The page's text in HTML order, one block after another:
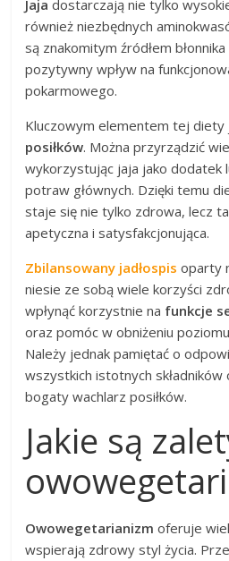
Jaja dostarczają nie tylko
również niezbędnych
są znakomitym źródłem
pozytywny wpływ na
pokarmowego.
Kluczowym elementem tej
posiłków. Można przyrządzić
wykorzystując jaja jako dodatek
potraw głównych. Dzięki temu
staje się nie tylko zdrowa, lecz
apetyczna i satysfakcjonująca.
Zbilansowany jadłospis oparty
niesie ze sobą wiele korzyści
wpłynąć korzystnie na funkcje
oraz pomóc w obniżeniu poziomu
Należy jednak pamiętać o
wszystkich istotnych
bogaty wachlarz posiłków.
Jakie są
Owowegetarianizm oferuje
wspierają zdrowy styl życia.